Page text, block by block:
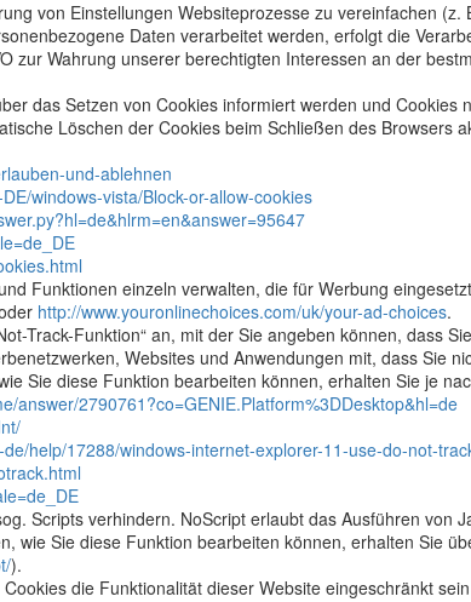
von Einstellungen Websiteprozesse zu vereinfachen
Daten verarbeitet werden, erfolgt die
zur Wahrung unserer berechtigten Interessen an der
das Setzen von Cookies informiert werden und
Löschen der Cookies beim Schließen des Browsers
und-ablehnen
windows-vista/Block-or-allow-cookies
Funktionen einzeln verwalten, die für Werbung
http://www.youronlinechoices.com/uk/your-ad-choices.
Track-Funktion“ an, mit der Sie angeben können, dass
Websites und Anwendungen mit, dass Sie
Sie diese Funktion bearbeiten können, erhalten Sie je
answer/2790761?co=GENIE.Platform%3DDesktop&hl=de
help/17288/windows-internet-explorer-11-use-do-not-
Scripts verhindern. NoScript erlaubt das Ausführen von
wie Sie diese Funktion bearbeiten können, erhalten Sie
).
die Funktionalität dieser Website eingeschränkt